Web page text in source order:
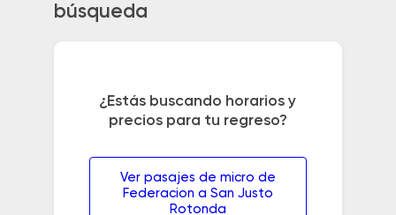
búsqueda
¿Estás buscando horarios y
precios para tu regreso?
Ver pasajes de micro de
Federacion a San Justo
Rotonda